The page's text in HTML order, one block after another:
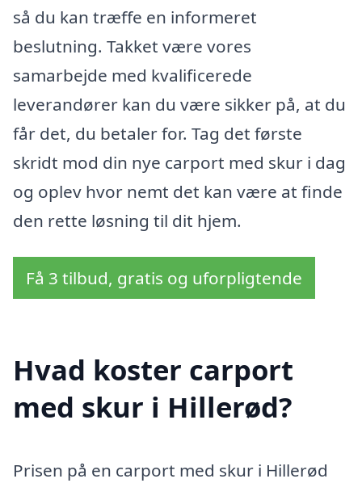
så du kan træffe en informeret
beslutning. Takket være vores
samarbejde med kvalificerede
leverandører kan du være sikker på, at du
får det, du betaler for. Tag det første
skridt mod din nye carport med skur i dag
og oplev hvor nemt det kan være at finde
den rette løsning til dit hjem.
Få 3 tilbud, gratis og uforpligtende
Hvad koster carport
med skur i Hillerød?
Prisen på en carport med skur i Hillerød